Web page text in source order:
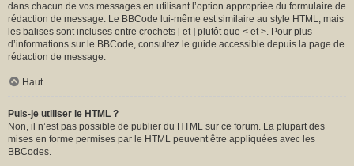
dans chacun de vos messages en utilisant l’option appropriée du formulaire de
rédaction de message. Le BBCode lui-même est similaire au style HTML, mais
les balises sont incluses entre crochets [ et ] plutôt que < et >. Pour plus
d’informations sur le BBCode, consultez le guide accessible depuis la page de
rédaction de message.
Haut
Puis-je utiliser le HTML ?
Non, il n’est pas possible de publier du HTML sur ce forum. La plupart des
mises en forme permises par le HTML peuvent être appliquées avec les
BBCodes.